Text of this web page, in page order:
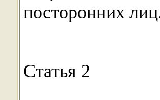
посторонних
Статья 2